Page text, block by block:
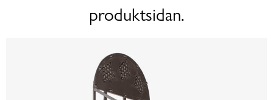
produktsidan.